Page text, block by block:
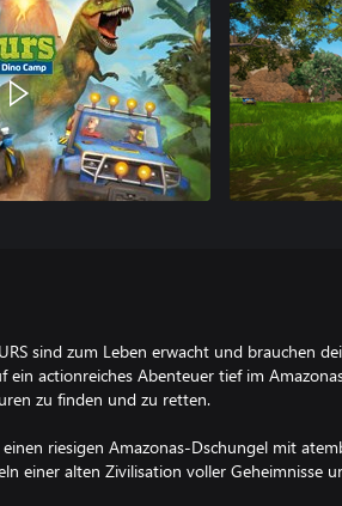
sind zum Leben erwacht und brauchen
ein actionreiches Abenteuer tief im
zu finden und zu retten.
riesigen Amazonas-Dschungel mit
einer alten Zivilisation voller Geheimnisse